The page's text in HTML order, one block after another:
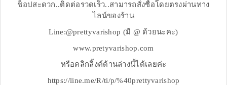
ช็อปสะดวก..ติดต่อรวดเร็ว..สามารถสั่งซื้อโดยตรงผ่านทาง
ไลน์ของร้าน
Line:@prettyvarishop (มี @ ด้วยนะคะ)
www.pretyvarishop.com
หรือคลิกลิ้งค์ด้านล่างนี้ได้เลยค่ะ
https://line.me/R/ti/p/%40prettyvarishop